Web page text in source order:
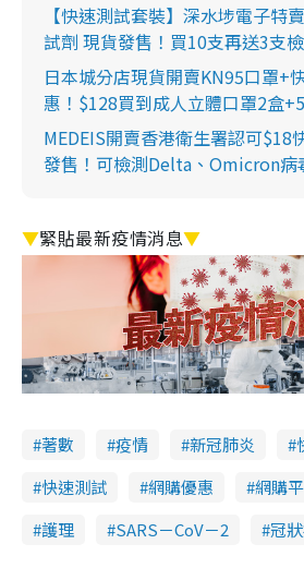
【快速測試套裝】深水埗電子特
試劑 現貨發售！買10支再送3支
日本城分店現貨開賣KN95口罩+
惠！$128買到成人立體口罩2盒
MEDEIS開賣香港衛生署認可$18
發售！可檢測Delta、Omicron病
▼緊貼最新疫情消息▼
著數 疫情 新冠肺炎
快速測試
網購優惠 網購
護理
SARS－CoV－2 冠